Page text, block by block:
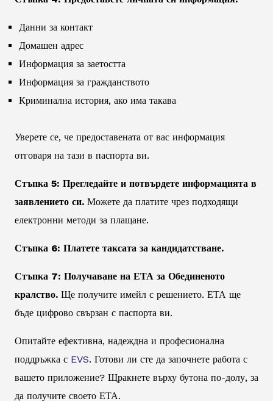
Данни за контакт
Домашен адрес
Информация за заетостта
Информация за гражданството
Криминална история, ако има такава
Уверете се, че предоставената от вас информация
отговаря на тази в паспорта ви.
Стъпка 5: Прегледайте и потвърдете информацията в
заявлението си. Можете да платите чрез подходящи
електронни методи за плащане.
Стъпка 6: Платете таксата за кандидатстване.
Стъпка 7: Получаване на ЕТА за Обединеното
кралство. Ще получите имейл с решението. ЕТА ще
бъде цифрово свързан с паспорта ви.
Опитайте ефективна, надеждна и професионална
поддръжка с EVS. Готови ли сте да започнете работа с
вашето приложение? Щракнете върху бутона по-долу, за
да получите своето ЕТА.